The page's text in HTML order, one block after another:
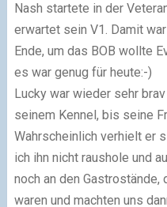
Nash startete in der
erwartet sein V1. Damit
Ende, um das BOB wollte
es war genug für heute:-)
Lucky war wieder sehr
seinem Kennel, bis seine
Wahrscheinlich verhielt er
ich ihn nicht raushole und
noch an den
waren und machten uns